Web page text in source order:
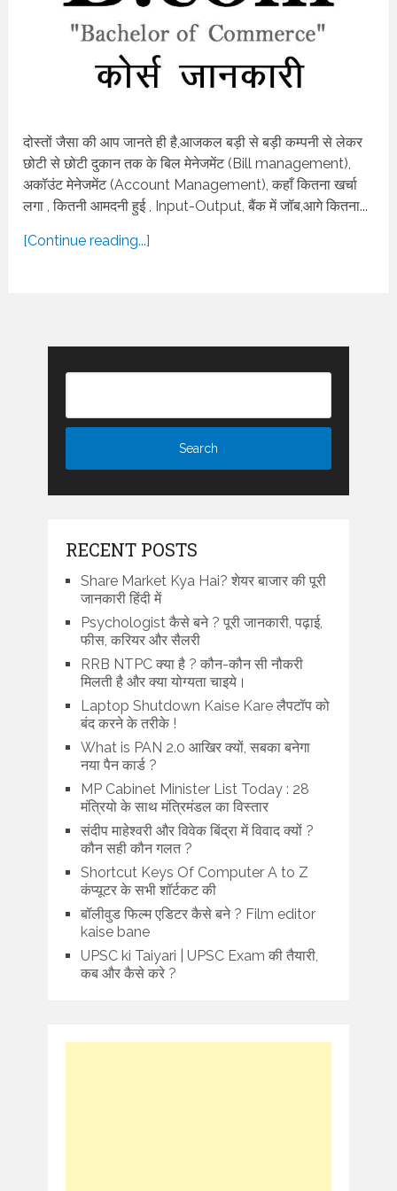
दोस्तों जैसा की आप जानते ही है,आजकल बड़ी से बड़ी कम्पनी से लेकर
छोटी से छोटी दुकान तक के बिल मेनेजमेंट (Bill management),
अकॉउंट मेनेजमेंट (Account Management), कहाँ कितना खर्चा
लगा , कितनी आमदनी हुई , Input-Output, बैंक में जॉब,आगे कितना...
[Continue reading...]
RECENT POSTS
Share Market Kya Hai? शेयर बाजार की पूरी
जानकारी हिंदी में
Psychologist कैसे बने ? पूरी जानकारी, पढ़ाई,
फीस, करियर और सैलरी
RRB NTPC क्या है ? कौन-कौन सी नौकरी
मिलती है और क्या योग्यता चाइये।
Laptop Shutdown Kaise Kare लैपटॉप को
बंद करने के तरीके !
What is PAN 2.0 आखिर क्यों, सबका बनेगा
नया पैन कार्ड ?
MP Cabinet Minister List Today : 28
मंत्रियो के साथ मंत्रिमंडल का विस्तार
संदीप माहेश्वरी और विवेक बिंद्रा में विवाद क्यों ?
कौन सही कौन गलत ?
Shortcut Keys Of Computer A to Z
कंप्यूटर के सभी शॉर्टकट की
बॉलीवुड फिल्म एडिटर कैसे बने ? Film editor
kaise bane
UPSC ki Taiyari | UPSC Exam की तैयारी,
कब और कैसे करे ?